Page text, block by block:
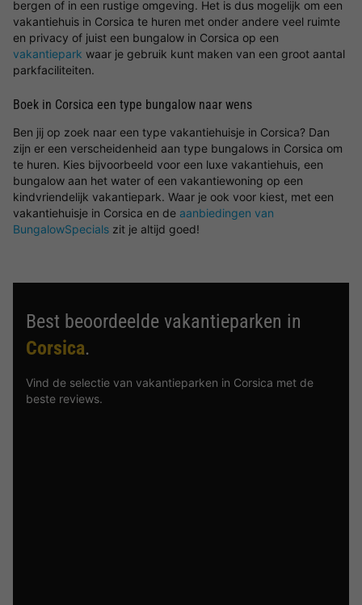
bergen of in een rustige omgeving. Het is dus mogelijk om een
vakantiehuis in Corsica te huren met onder andere veel ruimte
en privacy of juist een bungalow in Corsica op een
vakantiepark waar je gebruik kunt maken van een groot aantal
parkfaciliteiten.
Boek in Corsica een type bungalow naar wens
Ben jij op zoek naar een type vakantiehuisje in Corsica? Dan
zijn er een verscheidenheid aan type bungalows in Corsica om
te huren. Kies bijvoorbeeld voor een luxe vakantiehuis, een
bungalow aan het water of een vakantiewoning op een
kindvriendelijk vakantiepark. Waar je ook voor kiest, met een
vakantiehuisje in Corsica en de aanbiedingen van
BungalowSpecials zit je altijd goed!
Best beoordeelde vakantieparken in
Corsica.
Vind de selectie van vakantieparken in Corsica met de
beste reviews.